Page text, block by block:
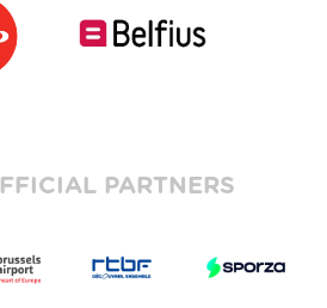
PARTNERS